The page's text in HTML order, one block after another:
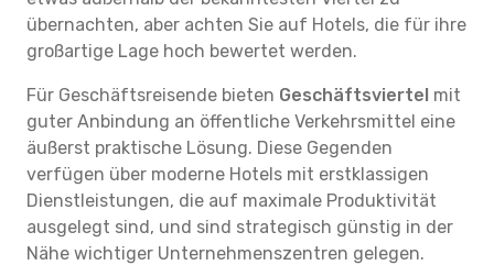
übernachten, aber achten Sie auf Hotels, die für ihre
großartige Lage hoch bewertet werden.
Für Geschäftsreisende bieten Geschäftsviertel mit
guter Anbindung an öffentliche Verkehrsmittel eine
äußerst praktische Lösung. Diese Gegenden
verfügen über moderne Hotels mit erstklassigen
Dienstleistungen, die auf maximale Produktivität
ausgelegt sind, und sind strategisch günstig in der
Nähe wichtiger Unternehmenszentren gelegen.